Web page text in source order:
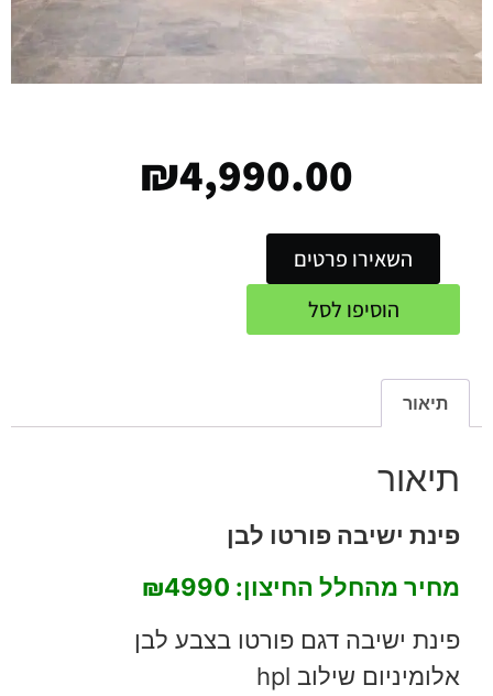
₪4,990.00
השאירו פרטים
הוסיפו לסל
תיאור
תיאור
פינת ישיבה פורטו לבן
מחיר מהחלל החיצון:₪4990
פינת ישיבה דגם פורטו בצבע לבן
אלומיניום שילוב hpl